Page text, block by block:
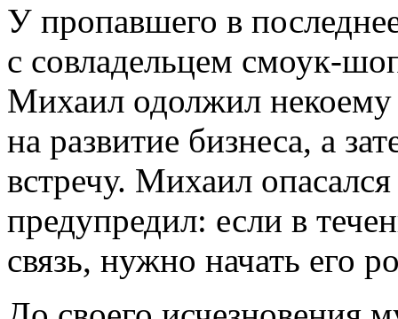
У пропавшего в
с совладельцем смоук-
Михаил одолжил некоему
на развитие бизнеса, а
встречу. Михаил
предупредил: если в
связь, нужно начать его